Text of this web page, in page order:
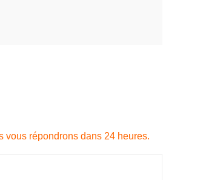
vous répondrons dans 24 heures.